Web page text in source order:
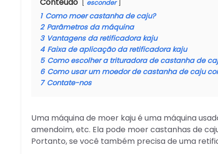
esconder
1 Como moer castanha de caju?
2 Parâmetros da máquina
3 Vantagens da retificadora kaju
4 Faixa de aplicação da retificadora kaju
5 Como escolher a trituradora de castanha de
6 Como usar um moedor de castanha de caju
7 Contate-nos
Uma máquina de moer kaju é uma máquina
amendoim, etc. Ela pode moer castanhas de
Portanto, se você também precisa de uma